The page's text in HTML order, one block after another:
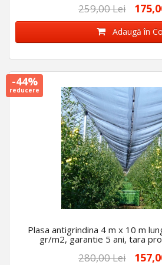
259,00 Lei
Adaugă în
-44%
reducere
Plasa antigrindina 4 m x 10 m
gr/m2, garantie 5 ani, tara
280,00 Lei